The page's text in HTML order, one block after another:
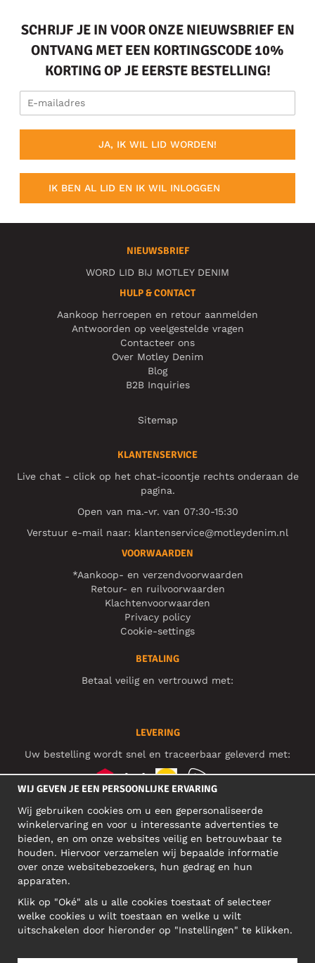
SCHRIJF JE IN VOOR ONZE NIEUWSBRIEF EN
ONTVANG MET EEN KORTINGSCODE 10%
KORTING OP JE EERSTE BESTELLING!
JA, IK WIL LID WORDEN!
IK BEN AL LID EN IK WIL INLOGGEN
NIEUWSBRIEF
WORD LID BIJ MOTLEY DENIM
HULP & CONTACT
Aankoop herroepen en retour aanmelden
Antwoorden op veelgestelde vragen
Contacteer ons
Over Motley Denim
Blog
B2B Inquiries
Sitemap
KLANTENSERVICE
Live chat - click op het chat-icoontje rechts onderaan de
pagina.
Open van ma.-vr. van 07:30-15:30
Verstuur e-mail naar: klantenservice@motleydenim.nl
VOORWAARDEN
*Aankoop- en verzendvoorwaarden
Retour- en ruilvoorwaarden
Klachtenvoorwaarden
Privacy policy
Cookie-settings
BETALING
Betaal veilig en vertrouwd met:
LEVERING
Uw bestelling wordt snel en traceerbaar geleverd met:
SOCIAL MEDIA
BEDRIJFSADRES
Narva mnt 5, EE-10117 Tallinn
Reg: 12356245
WIJ GEVEN JE EEN PERSOONLIJKE ERVARING
Wij gebruiken cookies om u een gepersonaliseerde
winkelervaring en voor u interessante advertenties te
bieden, en om onze websites veilig en betrouwbaar te
houden. Hiervoor verzamelen wij bepaalde informatie
over onze websitebezoekers, hun gedrag en hun
apparaten.
Klik op "Oké" als u alle cookies toestaat of selecteer
welke cookies u wilt toestaan en welke u wilt
uitschakelen door hieronder op "Instellingen" te klikken.